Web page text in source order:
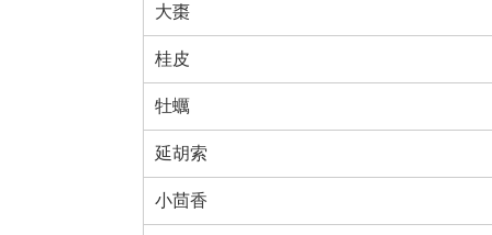
大棗
桂皮
牡蠣
延胡索
小茴香